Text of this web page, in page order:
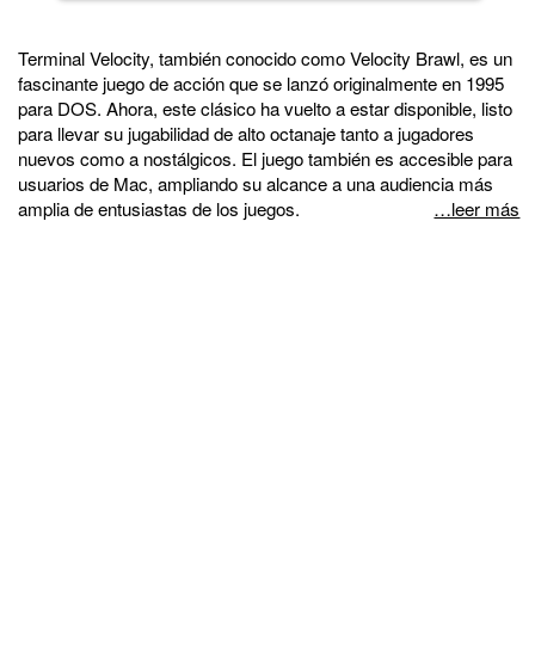
Terminal Velocity, también conocido como Velocity Brawl, es un
fascinante juego de acción que se lanzó originalmente en 1995
para DOS. Ahora, este clásico ha vuelto a estar disponible, listo
para llevar su jugabilidad de alto octanaje tanto a jugadores
nuevos como a nostálgicos. El juego también es accesible para
usuarios de Mac, ampliando su alcance a una audiencia más
amplia de entusiastas de los juegos.
…leer más